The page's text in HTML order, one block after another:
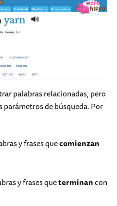
palabras relacionadas, pero
de búsqueda. Por
y frases quecomienzan
y frases queterminancon